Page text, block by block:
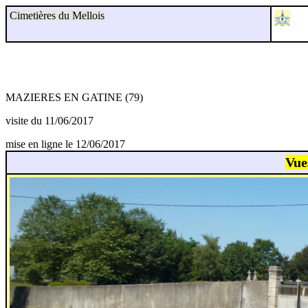
Cimetières du Mellois
MAZIERES EN GATINE (79)
visite du 11/06/2017
mise en ligne le 12/06/2017